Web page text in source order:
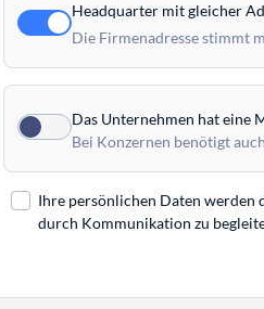
Headquarter mit gleicher
Die Firmenadresse stimmt
Das Unternehmen hat eine
Bei Konzernen benötigt
Ihre persönlichen Daten werden
durch Kommunikation zu